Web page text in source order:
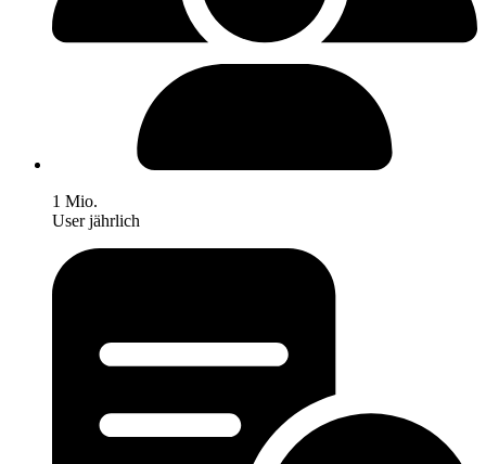
1 Mio.
User jährlich